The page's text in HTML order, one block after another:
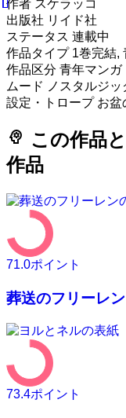
作者 スケラッコ
出版社 リイド社
ステータス 連載中
作品タイプ 1巻完結,
作品区分 青年マンガ
ムード ノスタルジッ
設定・トロープ お盆
psychology この作品
作品
71.0ポイント
葬送のフリーレン
73.4ポイント